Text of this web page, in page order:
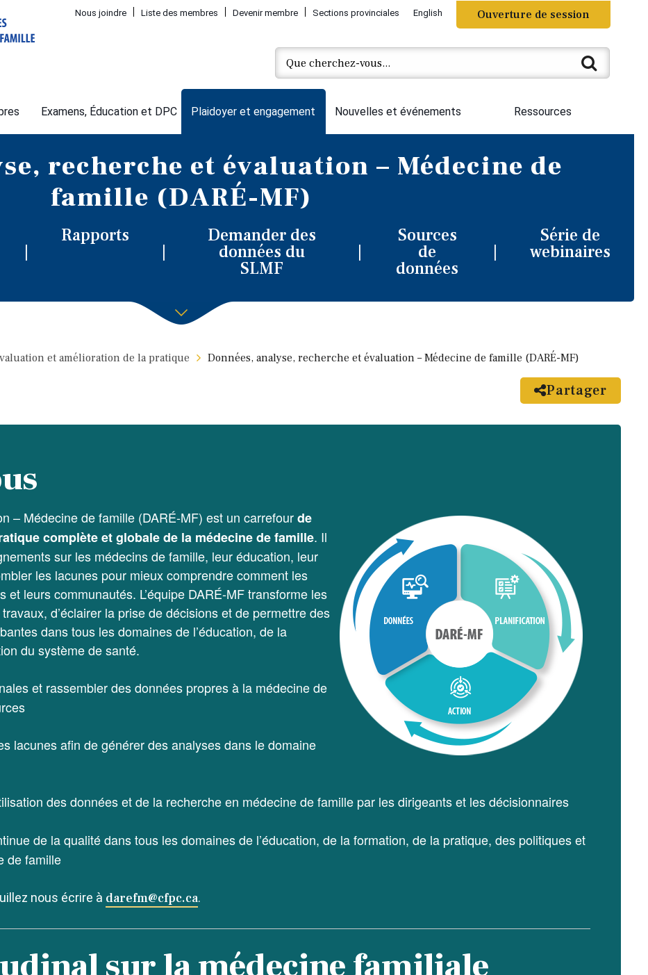
Nous joindre Liste des membres Devenir membre Sections provinciales English Ouverture de session
Examens, Éducation et DPC Plaidoyer et engagement Nouvelles et événements Ressources
recherche et évaluation – Médecine de
famille (DARÉ-MF)
Rapports Demander des
données du
SLMF
Sources
de
données
Série de
webinaires
et amélioration de la pratique Données, analyse, recherche et évaluation – Médecine de famille (DARÉ-MF)
Partager
– Médecine de famille (DARÉ-MF) est un carrefourde
complète et globale de la médecine de famille. Il
sur les médecins de famille, leur éducation, leur
les lacunes pour mieux comprendre comment les
leurs communautés. L’équipe DARÉ-MF transforme les
d’éclairer la prise de décisions et de permettre des
dans tous les domaines de l’éducation, de la
du système de santé.
et rassembler des données propres à la médecine de
lacunes afin de générer des analyses dans le domaine
des données et de la recherche en médecine de famille par les dirigeants et les décisionnaires
de la qualité dans tous les domaines de l’éducation, de la formation, de la pratique, des politiques et
de famille
nous écrire à darefm@cfpc.ca.
sur la médecine familiale